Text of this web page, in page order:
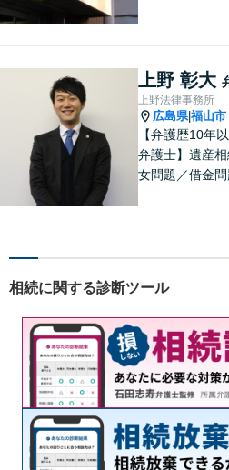
談や予防法務
ます。トラブ
当を講じておく
す。お気軽にご
上野 彰大
上野法律事務所
広島県|福山市
【弁護歴10年
弁護士】遺産
女問題／借金問
指します。ぜ
有】
相続に関する診断ツール